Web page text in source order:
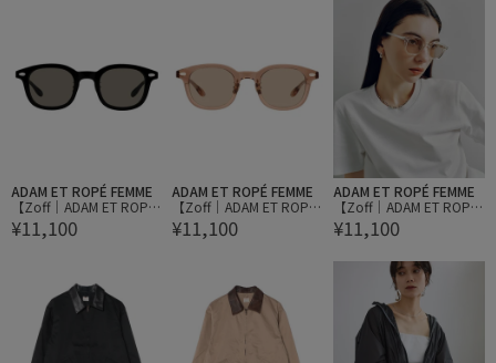
ADAM ET ROPÉ FEMME
【Zoff｜ADAM ET ROP
E'】T shirts (ZH261G05)
¥11,100
ADAM ET ROPÉ FEMME
【Zoff｜ADAM ET ROP
E'】T shirts (ZH261G05)
¥11,100
ADAM ET ROPÉ FEMME
【Zoff｜ADAM ET ROP
E'】T shirts (ZH261G05)
¥11,100